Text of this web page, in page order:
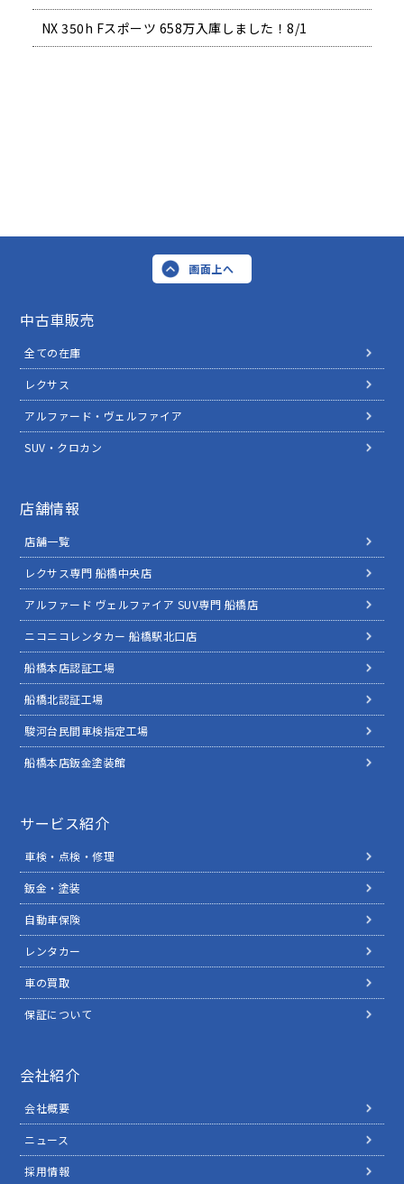
NX 350h Fスポーツ 658万入庫しました！8/1
画面上へ
中古車販売
全ての在庫
レクサス
アルファード・ヴェルファイア
SUV・クロカン
店舗情報
店舗一覧
レクサス専門 船橋中央店
アルファード ヴェルファイア SUV専門 船橋店
ニコニコレンタカー 船橋駅北口店
船橋本店認証工場
船橋北認証工場
駿河台民間車検指定工場
船橋本店鈑金塗装館
サービス紹介
車検・点検・修理
鈑金・塗装
自動車保険
レンタカー
車の買取
保証について
会社紹介
会社概要
ニュース
採用情報